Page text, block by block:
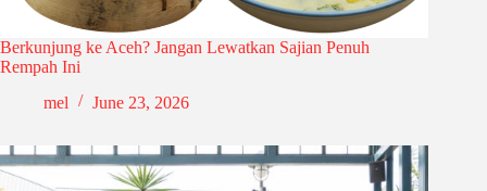
Berkunjung ke Aceh? Jangan Lewatkan Sajian Penuh
Rempah Ini
mel
June 23, 2026